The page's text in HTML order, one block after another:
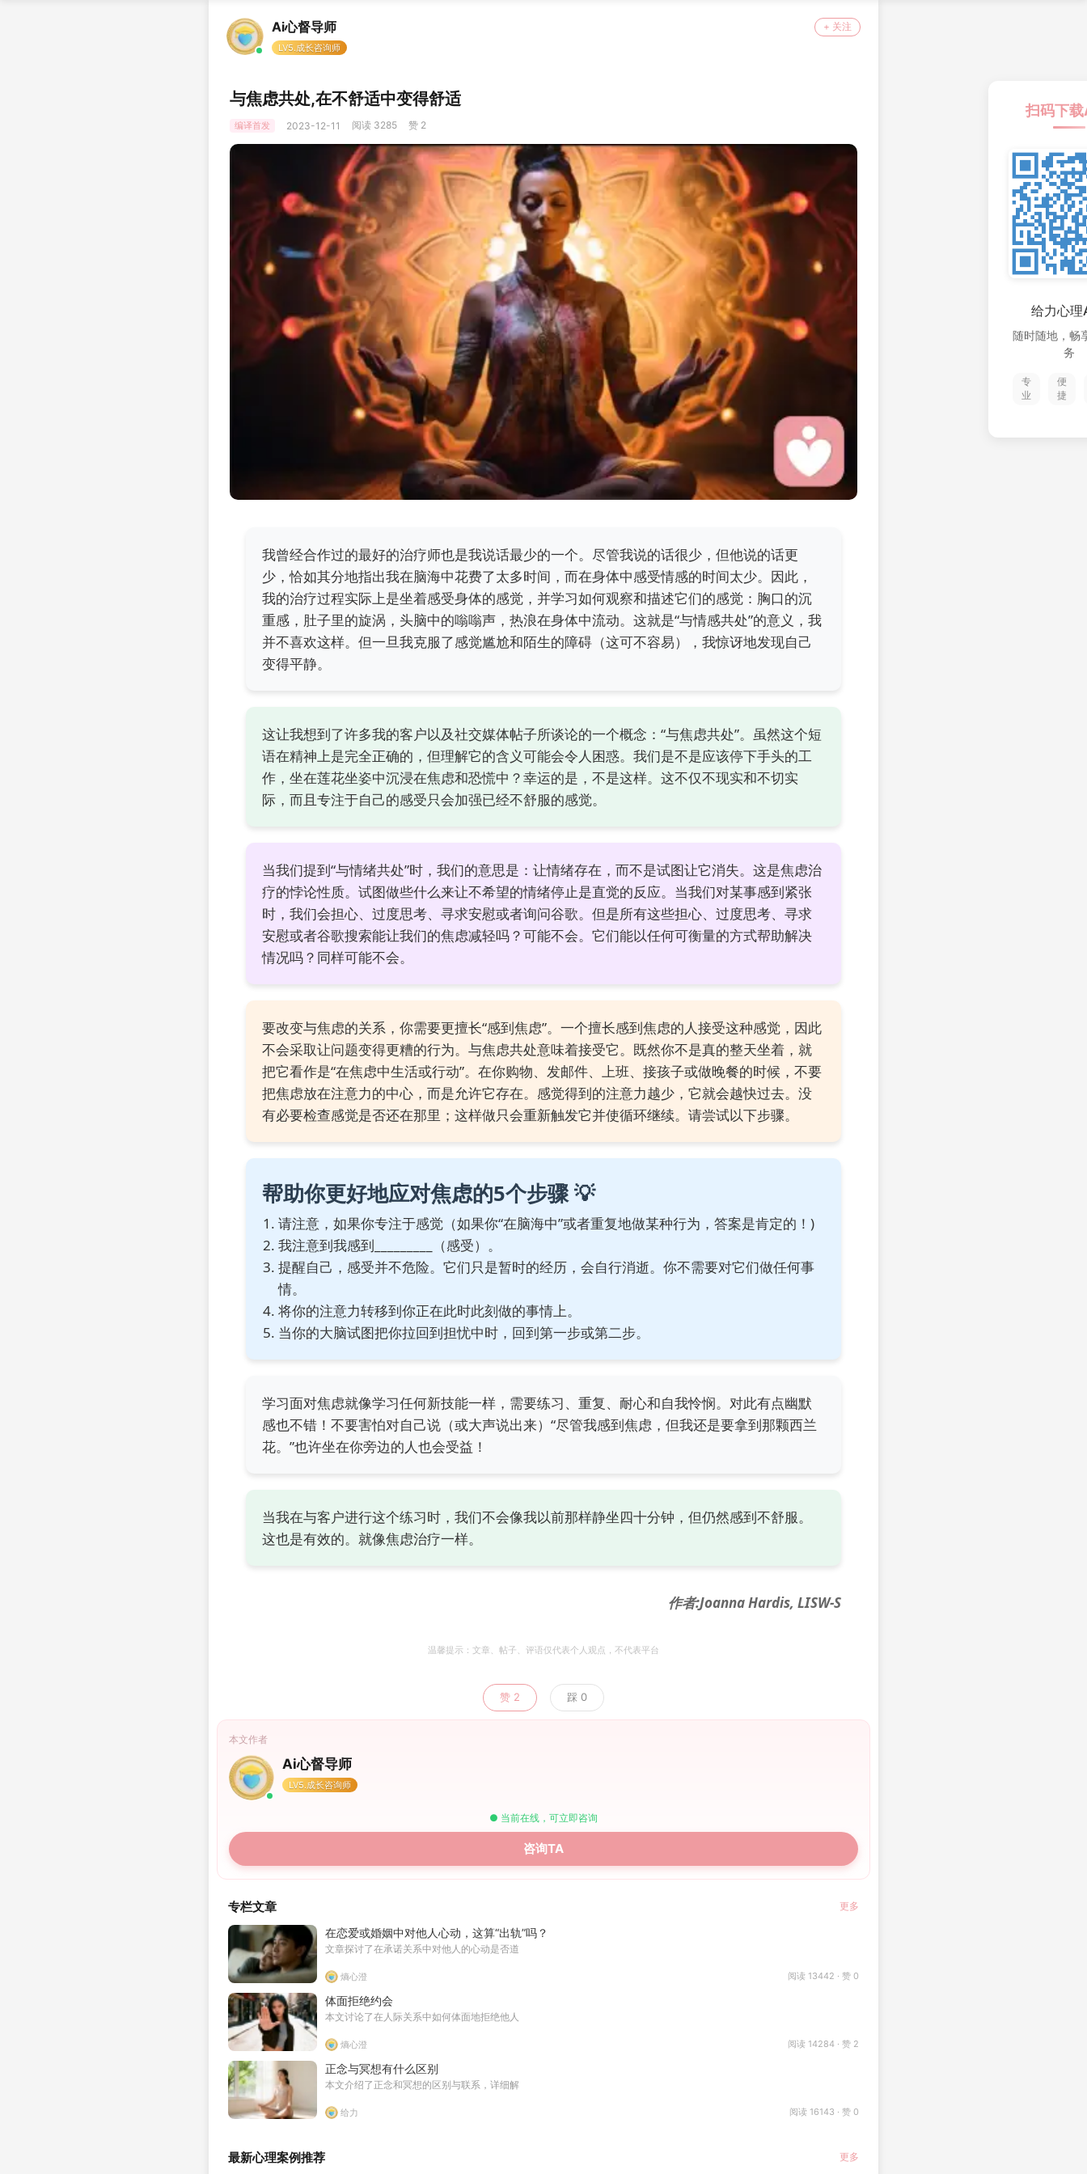
Ai心督导师 + 关注
LV5.成长咨询师
与焦虑共处,在不舒适中变得舒适
编译首发 2023-12-11 阅读 3285 赞 2
我曾经合作过的最好的治疗师也是我说话最少的一个。尽管我说的话很少，但他说的话更
少，恰如其分地指出我在脑海中花费了太多时间，而在身体中感受情感的时间太少。因此，
我的治疗过程实际上是坐着感受身体的感觉，并学习如何观察和描述它们的感觉：胸口的沉
重感，肚子里的旋涡，头脑中的嗡嗡声，热浪在身体中流动。这就是“与情感共处”的意义，我
并不喜欢这样。但一旦我克服了感觉尴尬和陌生的障碍（这可不容易），我惊讶地发现自己
变得平静。
这让我想到了许多我的客户以及社交媒体帖子所谈论的一个概念：“与焦虑共处”。虽然这个短
语在精神上是完全正确的，但理解它的含义可能会令人困惑。我们是不是应该停下手头的工
作，坐在莲花坐姿中沉浸在焦虑和恐慌中？幸运的是，不是这样。这不仅不现实和不切实
际，而且专注于自己的感受只会加强已经不舒服的感觉。
当我们提到“与情绪共处”时，我们的意思是：让情绪存在，而不是试图让它消失。这是焦虑治
疗的悖论性质。试图做些什么来让不希望的情绪停止是直觉的反应。当我们对某事感到紧张
时，我们会担心、过度思考、寻求安慰或者询问谷歌。但是所有这些担心、过度思考、寻求
安慰或者谷歌搜索能让我们的焦虑减轻吗？可能不会。它们能以任何可衡量的方式帮助解决
情况吗？同样可能不会。
要改变与焦虑的关系，你需要更擅长“感到焦虑”。一个擅长感到焦虑的人接受这种感觉，因此
不会采取让问题变得更糟的行为。与焦虑共处意味着接受它。既然你不是真的整天坐着，就
把它看作是“在焦虑中生活或行动”。在你购物、发邮件、上班、接孩子或做晚餐的时候，不要
把焦虑放在注意力的中心，而是允许它存在。感觉得到的注意力越少，它就会越快过去。没
有必要检查感觉是否还在那里；这样做只会重新触发它并使循环继续。请尝试以下步骤。
帮助你更好地应对焦虑的5个步骤 💡
请注意，如果你专注于感觉（如果你“在脑海中”或者重复地做某种行为，答案是肯定的！)
我注意到我感到_________（感受）。
提醒自己，感受并不危险。它们只是暂时的经历，会自行消逝。你不需要对它们做任何事
情。
将你的注意力转移到你正在此时此刻做的事情上。
当你的大脑试图把你拉回到担忧中时，回到第一步或第二步。
学习面对焦虑就像学习任何新技能一样，需要练习、重复、耐心和自我怜悯。对此有点幽默
感也不错！不要害怕对自己说（或大声说出来）“尽管我感到焦虑，但我还是要拿到那颗西兰
花。”也许坐在你旁边的人也会受益！
当我在与客户进行这个练习时，我们不会像我以前那样静坐四十分钟，但仍然感到不舒服。
这也是有效的。就像焦虑治疗一样。
作者:Joanna Hardis, LISW-S
温馨提示：文章、帖子、评语仅代表个人观点，不代表平台
赞 2 踩 0
本文作者
Ai心督导师
LV5.成长咨询师
● 当前在线，可立即咨询
咨询TA
专栏文章 更多
在恋爱或婚姻中对他人心动，这算“出轨”吗？
文章探讨了在承诺关系中对他人的心动是否道
熵心澄 阅读 13442 · 赞 0
体面拒绝约会
本文讨论了在人际关系中如何体面地拒绝他人
熵心澄 阅读 14284 · 赞 2
正念与冥想有什么区别
本文介绍了正念和冥想的区别与联系，详细解
给力 阅读 16143 · 赞 0
最新心理案例推荐 更多
扫码下
给力心理
随时随地，畅
务
专
业
便
捷